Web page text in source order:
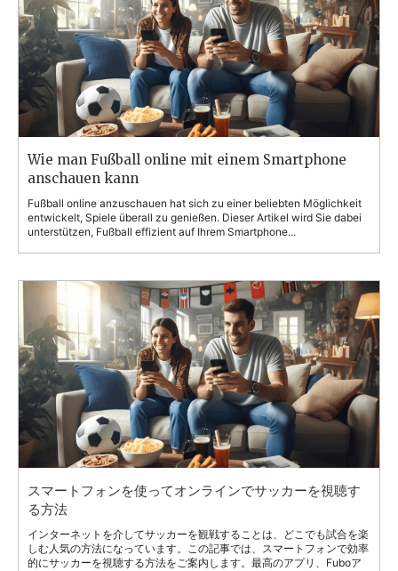
Wie man Fußball online mit einem Smartphone
anschauen kann
Fußball online anzuschauen hat sich zu einer beliebten Möglichkeit
entwickelt, Spiele überall zu genießen. Dieser Artikel wird Sie dabei
unterstützen, Fußball effizient auf Ihrem Smartphone...
スマートフォンを使ってオンラインでサッカーを視聴す
る方法
インターネットを介してサッカーを観戦することは、どこでも試合を楽
しむ人気の方法になっています。この記事では、スマートフォンで効率
的にサッカーを視聴する方法をご案内します。最高のアプリ、Fuboア